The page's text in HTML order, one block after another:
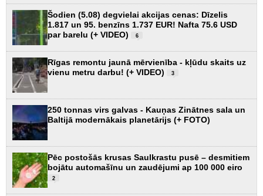
Šodien (5.08) degvielai akcijas cenas: Dīzelis
1.817 un 95. benzīns 1.737 EUR! Nafta 75.6 USD
par barelu (+ VIDEO)
6
Rīgas remontu jaunā mērvienība - kļūdu skaits uz
vienu metru darbu! (+ VIDEO)
3
250 tonnas virs galvas - Kauņas Zinātnes sala un
Baltijā modernākais planetārijs (+ FOTO)
Pēc postošās krusas Saulkrastu pusē – desmitiem
bojātu automašīnu un zaudējumi ap 100 000 eiro
2